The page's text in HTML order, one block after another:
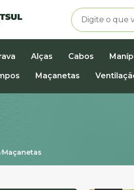
Alças Cabos
Maçanetas
/Maçanetas